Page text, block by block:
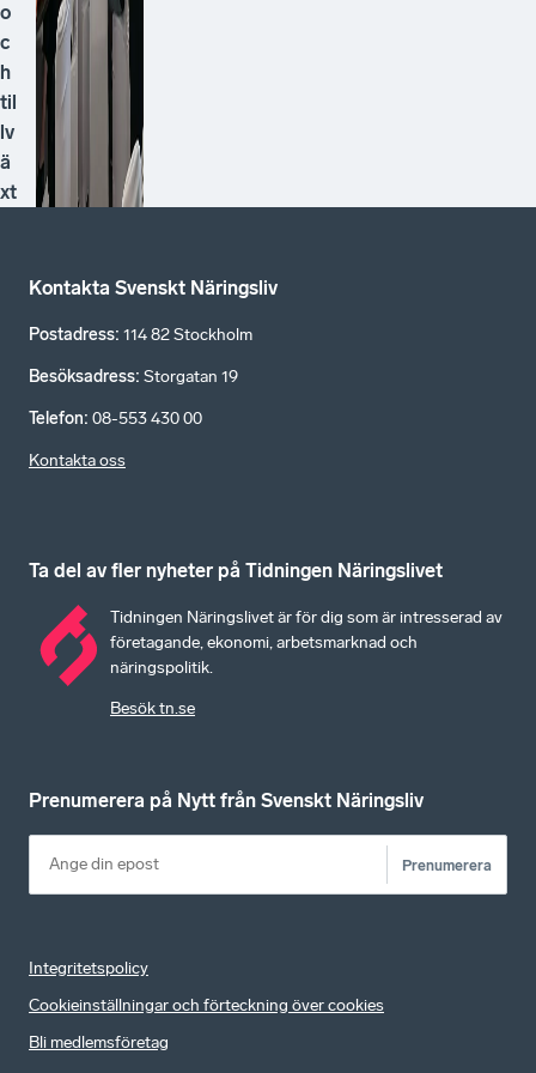
o
c
h
til
lv
ä
xt
Kontakta Svenskt Näringsliv
Postadress: 114 82 Stockholm
Besöksadress: Storgatan 19
Telefon: 08-553 430 00
Kontakta oss
Ta del av fler nyheter på Tidningen Näringslivet
Tidningen Näringslivet är för dig som är intresserad av
företagande, ekonomi, arbetsmarknad och
näringspolitik.
Besök tn.se
Prenumerera på Nytt från Svenskt Näringsliv
Prenumerera
Integritetspolicy
Cookieinställningar och förteckning över cookies
Bli medlemsföretag